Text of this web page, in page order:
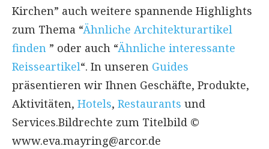
Kirchen” auch weitere spannende Highlights
zum Thema “Ähnliche Architekturartikel
finden ” oder auch “Ähnliche interessante
Reisseartikel“. In unseren Guides
präsentieren wir Ihnen Geschäfte, Produkte,
Aktivitäten, Hotels, Restaurants und
Services.Bildrechte zum Titelbild ©
www.eva.mayring@arcor.de